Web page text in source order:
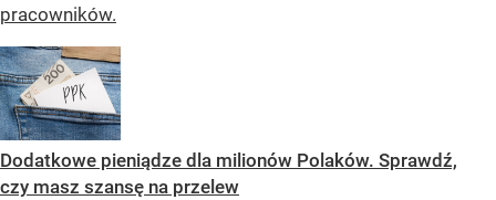
pracowników.
Dodatkowe pieniądze dla milionów Polaków. Sprawdź,
czy masz szansę na przelew